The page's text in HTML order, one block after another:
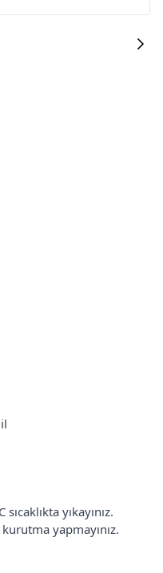
yıkayınız.
yapmayınız.